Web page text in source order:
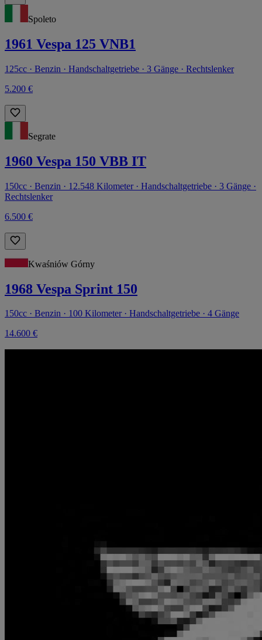
Spoleto
1961 Vespa 125 VNB1
125cc · Benzin · Handschaltgetriebe · 3 Gänge · Rechtslenker
5.200 €
Segrate
1960 Vespa 150 VBB IT
150cc · Benzin · 12.548 Kilometer · Handschaltgetriebe · 3 Gänge ·
Rechtslenker
6.500 €
Kwaśniów Górny
1968 Vespa Sprint 150
150cc · Benzin · 100 Kilometer · Handschaltgetriebe · 4 Gänge
14.600 €